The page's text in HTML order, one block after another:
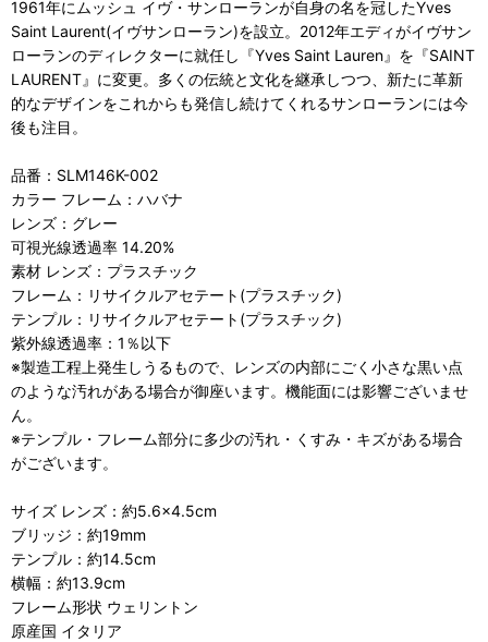
1961年にムッシュ イヴ・サンローランが自身の名を冠したYves
Saint Laurent(イヴサンローラン)を設立。2012年エディがイヴサン
ローランのディレクターに就任し『Yves Saint Lauren』を『SAINT
LAURENT』に変更。多くの伝統と文化を継承しつつ、新たに革新
的なデザインをこれからも発信し続けてくれるサンローランには今
後も注目。
品番：SLM146K-002
カラー フレーム：ハバナ
レンズ：グレー
可視光線透過率 14.20%
素材 レンズ：プラスチック
フレーム：リサイクルアセテート(プラスチック)
テンプル：リサイクルアセテート(プラスチック)
紫外線透過率：1％以下
※製造工程上発生しうるもので、レンズの内部にごく小さな黒い点
のような汚れがある場合が御座います。機能面には影響ございませ
ん。
※テンプル・フレーム部分に多少の汚れ・くすみ・キズがある場合
がございます。
サイズ レンズ：約5.6×4.5cm
ブリッジ：約19mm
テンプル：約14.5cm
横幅：約13.9cm
フレーム形状 ウェリントン
原産国 イタリア